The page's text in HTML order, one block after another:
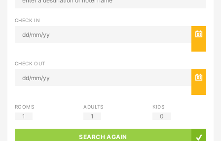
CHECK IN
CHECK OUT
ROOMS
1
ADULTS
1
KIDS
0
SEARCH AGAIN